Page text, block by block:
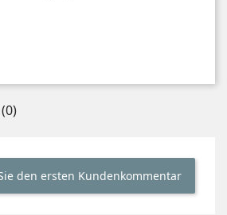
den ersten Kundenkommentar